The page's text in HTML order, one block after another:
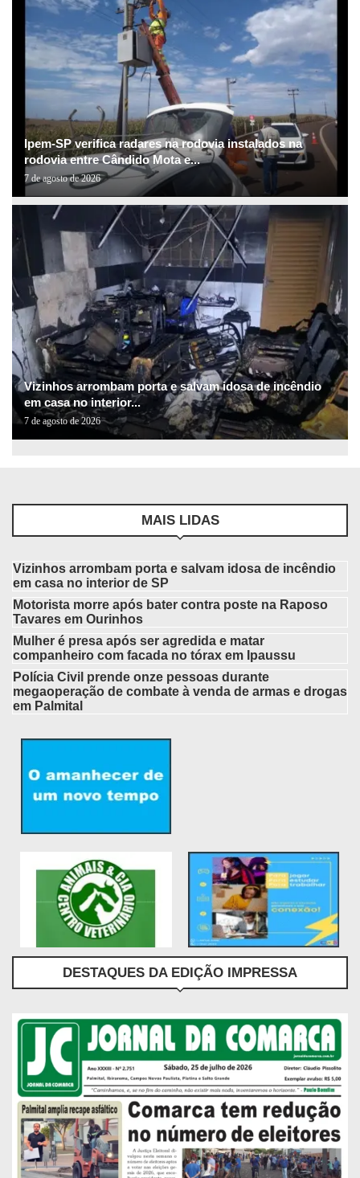
Ipem-SP verifica radares na rodovia instalados na
rodovia entre Cândido Mota e...
7 de agosto de 2026
Vizinhos arrombam porta e salvam idosa de incêndio
em casa no interior...
7 de agosto de 2026
MAIS LIDAS
Vizinhos arrombam porta e salvam idosa de incêndio
em casa no interior de SP
Motorista morre após bater contra poste na Raposo
Tavares em Ourinhos
Mulher é presa após ser agredida e matar
companheiro com facada no tórax em Ipaussu
Polícia Civil prende onze pessoas durante
megaoperação de combate à venda de armas e drogas
em Palmital
DESTAQUES DA EDIÇÃO IMPRESSA